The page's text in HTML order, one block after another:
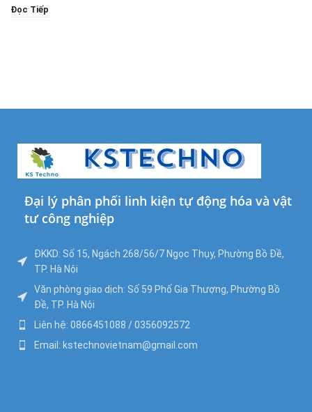
Đọc Tiếp
Đại lý phân phối linh kiện tự động hóa và vật
tư công nghiệp
ĐKKD: Số 15, Ngách 268/56/7 Ngọc Thụy, Phường Bồ Đề,
TP. Hà Nội
Văn phòng giao dịch: Số 59 Phố Gia Thượng, Phường Bồ
Đề, TP. Hà Nội
Liên hệ: 0866451088 / 0356092572
Email: kstechnovietnam@gmail.com